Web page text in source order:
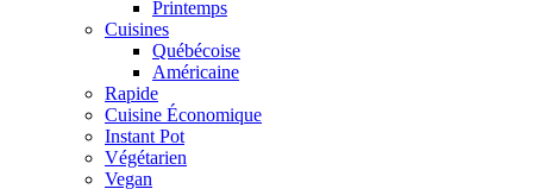
Printemps
Cuisines
Québécoise
Américaine
Rapide
Cuisine Économique
Instant Pot
Végétarien
Vegan